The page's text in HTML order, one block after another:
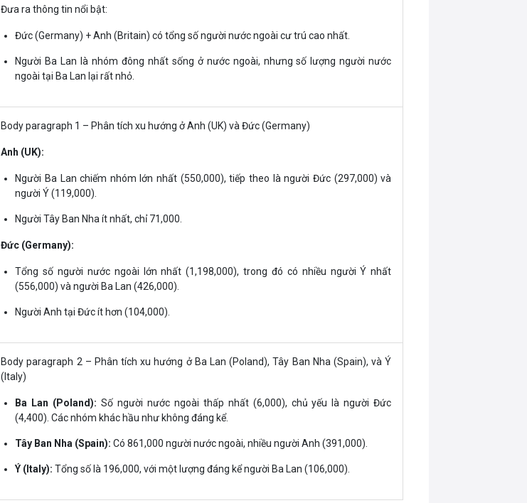
Đưa ra thông tin nổi bật:
Đức (Germany) + Anh (Britain) có tổng số người nước ngoài cư trú cao nhất.
Người Ba Lan là nhóm đông nhất sống ở nước ngoài, nhưng số lượng người nước
ngoài tại Ba Lan lại rất nhỏ.
Body paragraph 1 – Phân tích xu hướng ở Anh (UK) và Đức (Germany)
Anh (UK):
Người Ba Lan chiếm nhóm lớn nhất (550,000), tiếp theo là người Đức (297,000) và
người Ý (119,000).
Người Tây Ban Nha ít nhất, chỉ 71,000.
Đức (Germany):
Tổng số người nước ngoài lớn nhất (1,198,000), trong đó có nhiều người Ý nhất
(556,000) và người Ba Lan (426,000).
Người Anh tại Đức ít hơn (104,000).
Body paragraph 2 – Phân tích xu hướng ở Ba Lan (Poland), Tây Ban Nha (Spain), và Ý
(Italy)
Ba Lan (Poland):Số người nước ngoài thấp nhất (6,000), chủ yếu là người Đức
(4,400). Các nhóm khác hầu như không đáng kể.
Tây Ban Nha (Spain):Có 861,000 người nước ngoài, nhiều người Anh (391,000).
Ý (Italy):Tổng số là 196,000, với một lượng đáng kể người Ba Lan (106,000).